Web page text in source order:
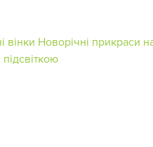
вінки Новорічні прикраси